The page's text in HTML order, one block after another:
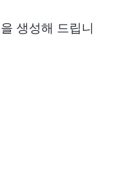
생성해 드립니